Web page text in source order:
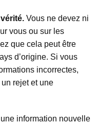
Vous ne devez ni
vous ou sur les
que cela peut être
d’origine. Si vous
incorrectes,
rejet et une
information nouvelle